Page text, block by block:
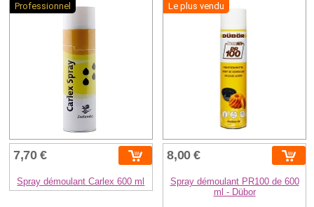
Professionnel
7,70 €
Spray démoulant Carlex 600 ml
Le plus vendu
8,00 €
Spray démoulant PR100 de 600
ml - Dübor